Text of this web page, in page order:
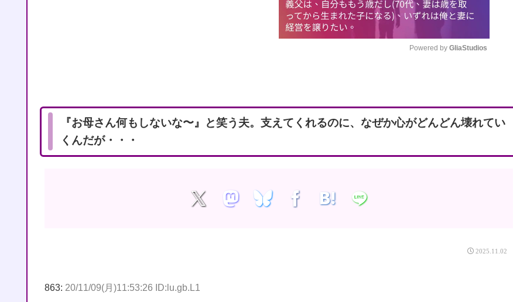
e
Powered by GliaStudios
『お母さん何もしないな〜』と笑う夫。支えてくれるのに、なぜか心がどんどん壊れてい
くんだが・・・
2025.11.02
863: 20/11/09(月)11:53:26 ID:lu.gb.L1